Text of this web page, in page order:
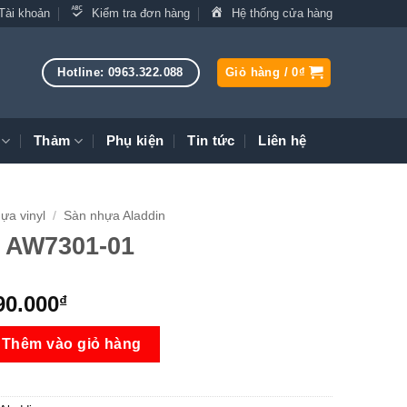
khoản Kiểm tra đơn hàng Hệ thống cửa hàng
Hotline: 0963.322.088 Giỏ hàng /0₫
Thảm Phụ kiện Tin tức Liên hệ
vinyl / Sàn nhựa Aladdin
01
₫Giá
hiện
tại
là:
190.000₫.
số lượng
Thêm vào giỏ hàng